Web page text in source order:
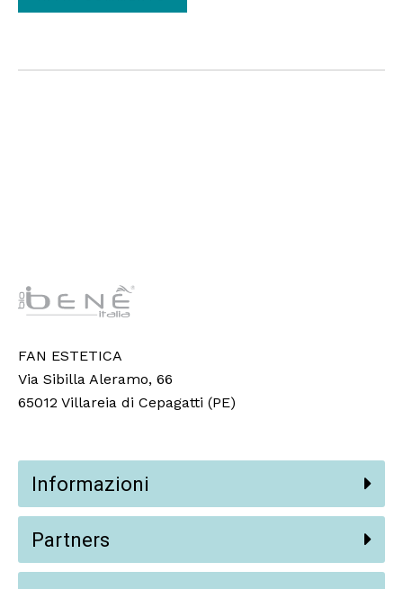
FAN ESTETICA
Via Sibilla Aleramo, 66
65012 Villareia di Cepagatti (PE)
Informazioni
Partners